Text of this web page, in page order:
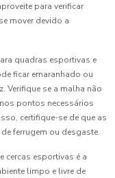
para verificar
mover devido a
quadras esportivas e
ficar emaranhado ou
Verifique se a malha não
pontos necessários
certifique-se de que as
ferrugem ou desgaste.
cercas esportivas é a
limpo e livre de